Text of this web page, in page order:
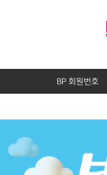
BP 회원번호
>